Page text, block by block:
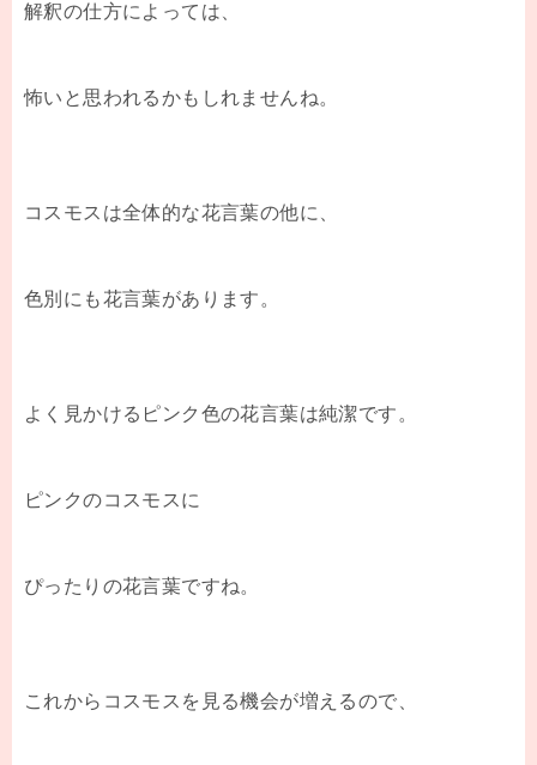
解釈の仕方によっては、
怖いと思われるかもしれませんね。
コスモスは全体的な花言葉の他に、
色別にも花言葉があります。
よく見かけるピンク色の花言葉は純潔です。
ピンクのコスモスに
ぴったりの花言葉ですね。
これからコスモスを見る機会が増えるので、